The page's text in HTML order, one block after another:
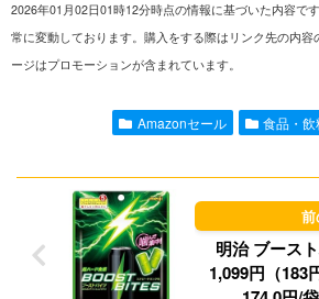
e
l
2026年01月02日01時12分時点の情報に基づいた内容で
常に変動しております。購入をする際はリンク先の内
ージはプロモーションが含まれています。
Amazonセール 食品・
明治 ブース
1,099円（183